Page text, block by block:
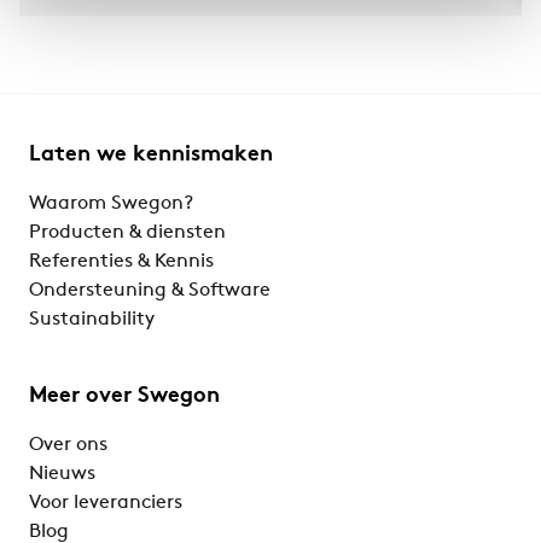
Laten we kennismaken
Waarom Swegon?
Producten & diensten
Referenties & Kennis
Ondersteuning & Software
Sustainability
Meer over Swegon
Over ons
Nieuws
Voor leveranciers
Blog